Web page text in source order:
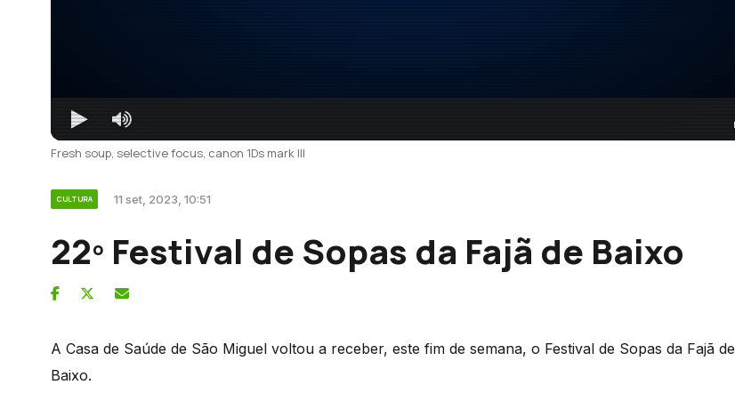
Fresh soup, selective focus, canon 1Ds mark III
CULTURA 11 set, 2023, 10:51
22º Festival de Sopas da Fajã de Baixo
A Casa de Saúde de São Miguel voltou a receber, este fim de semana, o Festival de Sopas da Fajã de
Baixo.